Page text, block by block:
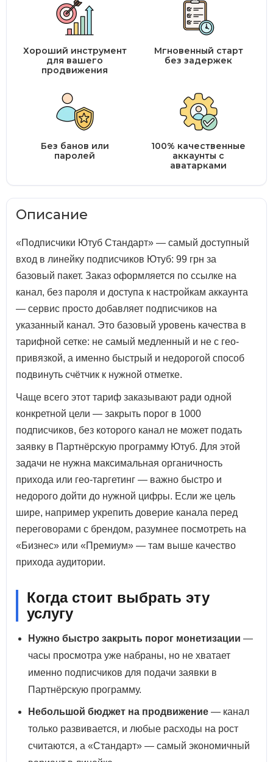
Хороший инструмент
для вашего
продвижения
Мгновенный старт
без задержек
Без банов или
паролей
100% качественные
аккаунты с
аватарками
Описание
«Подписчики Ютуб Стандарт» — самый доступный
вход в линейку подписчиков Ютуб: 99 грн за
базовый пакет. Заказ оформляется по ссылке на
канал, без пароля и доступа к настройкам аккаунта
— сервис просто добавляет подписчиков на
указанный канал. Это базовый уровень качества в
тарифной сетке: не самый медленный и не с гео-
привязкой, а именно быстрый и недорогой способ
подвинуть счётчик к нужной отметке.
Чаще всего этот тариф заказывают ради одной
конкретной цели — закрыть порог в 1000
подписчиков, без которого канал не может подать
заявку в Партнёрскую программу Ютуб. Для этой
задачи не нужна максимальная органичность
прихода или гео-таргетинг — важно быстро и
недорого дойти до нужной цифры. Если же цель
шире, например укрепить доверие канала перед
переговорами с брендом, разумнее посмотреть на
«Бизнес» или «Премиум» — там выше качество
прихода аудитории.
Когда стоит выбрать эту
услугу
Нужно быстро закрыть порог монетизации —
часы просмотра уже набраны, но не хватает
именно подписчиков для подачи заявки в
Партнёрскую программу.
Небольшой бюджет на продвижение — канал
только развивается, и любые расходы на рост
считаются, а «Стандарт» — самый экономичный